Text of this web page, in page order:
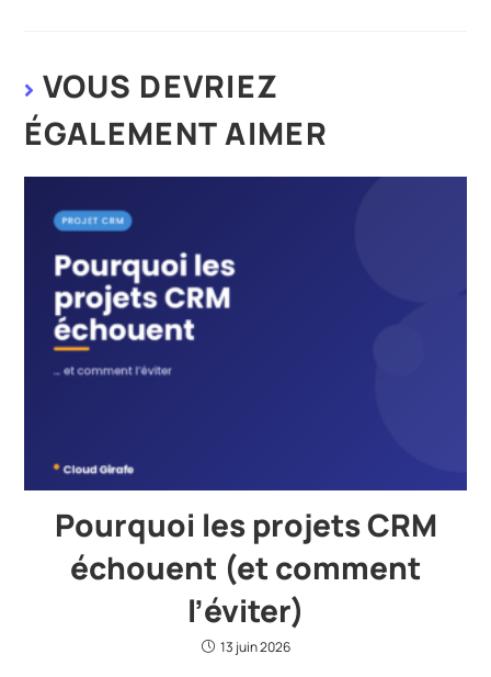
VOUS DEVRIEZ
ÉGALEMENT AIMER
Pourquoi les projets CRM
échouent (et comment
l’éviter)
13 juin 2026